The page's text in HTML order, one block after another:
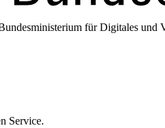
für Digitales und
Service.